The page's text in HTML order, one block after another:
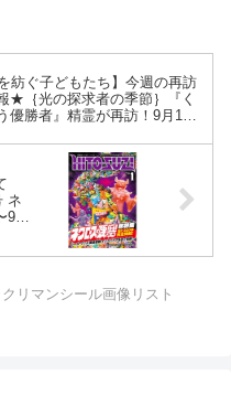
紡ぐ子どもたち】今週の再訪
★｛光の探求者の季節｝『く
優勝者』精霊が再訪！9月17
ドル数は？？
ネ
9月
クリマンシール画像リスト